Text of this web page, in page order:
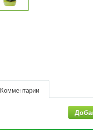
Комментарии